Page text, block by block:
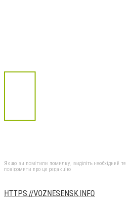
Якщо ви помітили помилку, виділіть необхідний
повідомити про це редакцію
HTTPS://VOZNESENSK.INFO